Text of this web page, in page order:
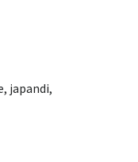
, japandi,